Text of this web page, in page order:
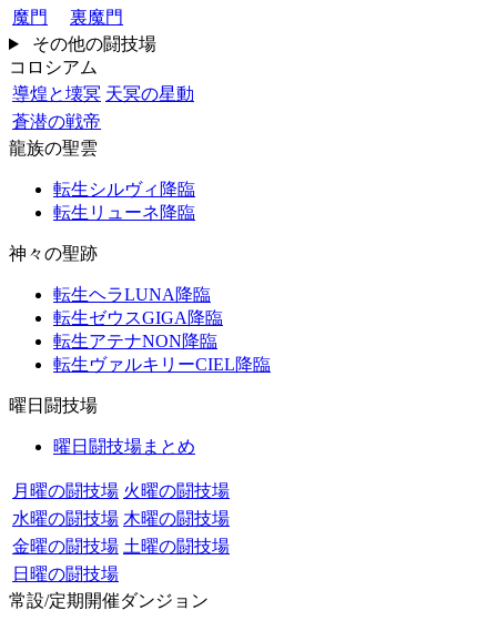
魔門
裏魔門
その他の闘技場
コロシアム
導煌と壊冥 天冥の星動
蒼潜の戦帝
龍族の聖雲
転生シルヴィ降臨
転生リューネ降臨
神々の聖跡
転生ヘラLUNA降臨
転生ゼウスGIGA降臨
転生アテナNON降臨
転生ヴァルキリーCIEL降臨
曜日闘技場
曜日闘技場まとめ
月曜の闘技場 火曜の闘技場
水曜の闘技場 木曜の闘技場
金曜の闘技場 土曜の闘技場
日曜の闘技場
常設/定期開催ダンジョン